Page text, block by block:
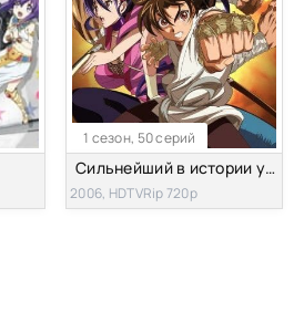
1 сезон, 50 серий
Сильнейший в истории ученик Кэнъити [ТВ]
2006, HDTVRip 720p